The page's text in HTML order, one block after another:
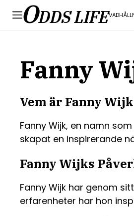
ODDS LIFE
Fanny
Vem är Fanny
Fanny Wijk, en namn
skapat en inspirerande
Fanny Wijks
Fanny Wijk har genom
erfarenheter har hon